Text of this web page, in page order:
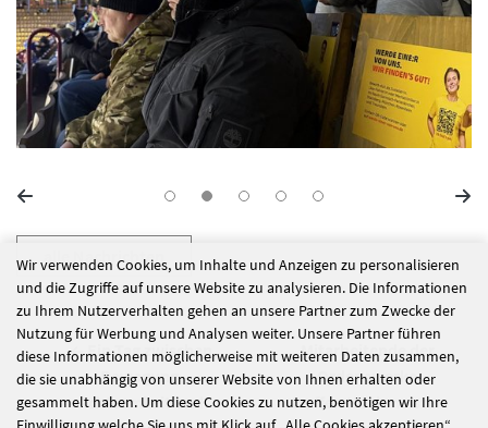
alle Nachrichten
Ein Tag zwischen
Bewegung,
Achtsamkeit und
Mitarbeitende der
Ordenswerke
treffen Hochmeister
Wir verwenden Cookies, um Inhalte und Anzeigen zu personalisieren
und die Zugriffe auf unsere Website zu analysieren. Die Informationen
zu Ihrem Nutzerverhalten gehen an unsere Partner zum Zwecke der
Nutzung für Werbung und Analysen weiter. Unsere Partner führen
diese Informationen möglicherweise mit weiteren Daten zusammen,
die sie unabhängig von unserer Website von Ihnen erhalten oder
gesammelt haben. Um diese Cookies zu nutzen, benötigen wir Ihre